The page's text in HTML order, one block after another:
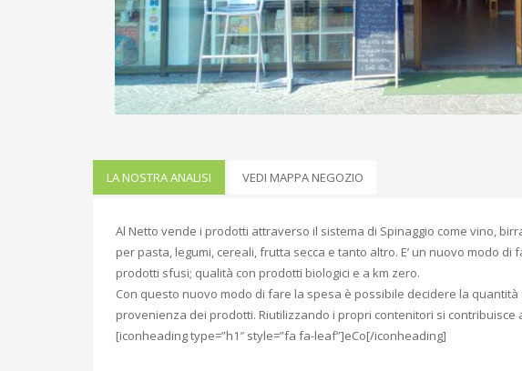
LA NOSTRA ANALISI VEDI MAPPA NEGOZIO
Al Netto vende i prodotti attraverso il sistema di Spinaggio come vino,
per pasta, legumi, cereali, frutta secca e tanto altro. E’ un nuovo modo
prodotti sfusi; qualità con prodotti biologici e a km zero.
Con questo nuovo modo di fare la spesa è possibile decidere la
provenienza dei prodotti. Riutilizzando i propri contenitori si contribuisce
[iconheading type=”h1″ style=”fa fa-leaf”]eCo[/iconheading]